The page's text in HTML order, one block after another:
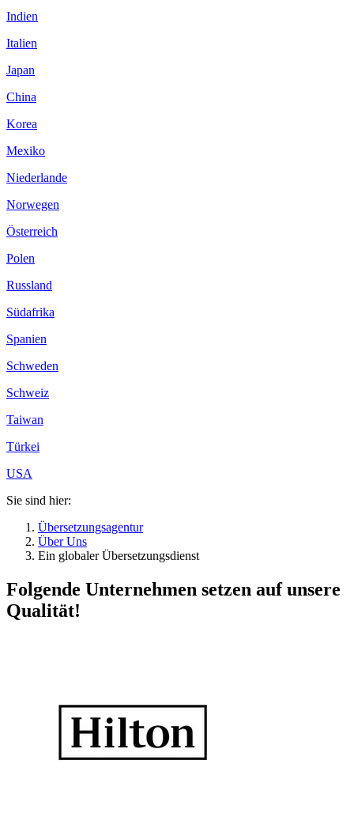
Indien
Italien
Japan
China
Korea
Mexiko
Niederlande
Norwegen
Österreich
Polen
Russland
Südafrika
Spanien
Schweden
Schweiz
Taiwan
Türkei
USA
Sie sind hier:
Übersetzungsagentur
Über Uns
Ein globaler Übersetzungsdienst
Folgende Unternehmen setzen auf unsere
Qualität!